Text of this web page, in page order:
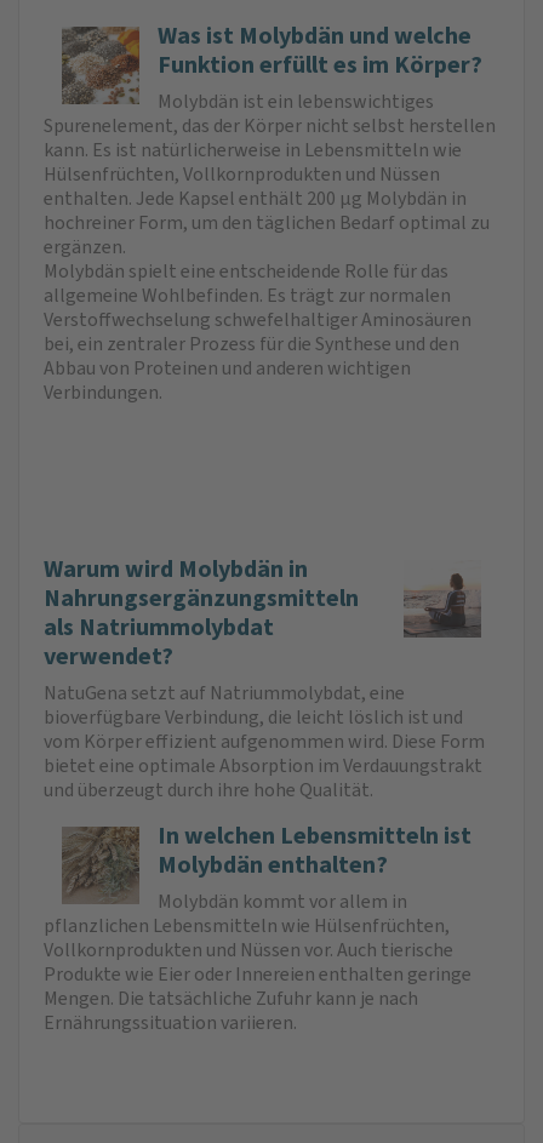
Was ist Molybdän und welche
Funktion erfüllt es im Körper?
Molybdän ist ein lebenswichtiges
Spurenelement, das der Körper nicht selbst herstellen
kann. Es ist natürlicherweise in Lebensmitteln wie
Hülsenfrüchten, Vollkornprodukten und Nüssen
enthalten. Jede Kapsel enthält 200 µg Molybdän in
hochreiner Form, um den täglichen Bedarf optimal zu
ergänzen.
Molybdän spielt eine entscheidende Rolle für das
allgemeine Wohlbefinden. Es trägt zur normalen
Verstoffwechselung schwefelhaltiger Aminosäuren
bei, ein zentraler Prozess für die Synthese und den
Abbau von Proteinen und anderen wichtigen
Verbindungen.
Warum wird Molybdän in
Nahrungsergänzungsmitteln
als Natriummolybdat
verwendet?
NatuGena setzt auf Natriummolybdat, eine
bioverfügbare Verbindung, die leicht löslich ist und
vom Körper effizient aufgenommen wird. Diese Form
bietet eine optimale Absorption im Verdauungstrakt
und überzeugt durch ihre hohe Qualität.
In welchen Lebensmitteln ist
Molybdän enthalten?
Molybdän kommt vor allem in
pflanzlichen Lebensmitteln wie Hülsenfrüchten,
Vollkornprodukten und Nüssen vor. Auch tierische
Produkte wie Eier oder Innereien enthalten geringe
Mengen. Die tatsächliche Zufuhr kann je nach
Ernährungssituation variieren.